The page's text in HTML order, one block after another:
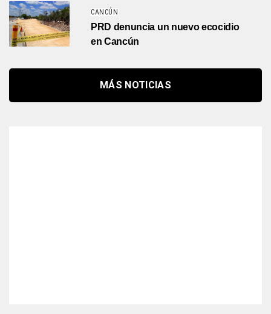
CANCÚN
PRD denuncia un nuevo ecocidio
en Cancún
MÁS NOTICIAS